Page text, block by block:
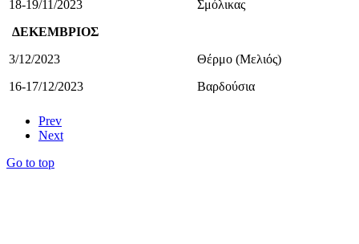
18-19/11/2023
Σμόλικας
ΔΕΚΕΜΒΡΙΟΣ
3/12/2023
Θέρμο (Μελιός)
16-17/12/2023
Βαρδούσια
Prev
Next
Go to top